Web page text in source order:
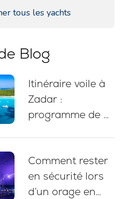
tous les yachts
Blog
Itinéraire voile à
Zadar :
programme de 7
pauses baignade
et conseils
d’amarrage
Comment rester
en sécurité lors
d’un orage en